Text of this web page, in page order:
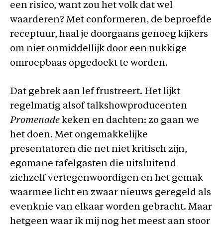
een risico, want zou het volk dat wel
waarderen? Met conformeren, de beproefde
receptuur, haal je doorgaans genoeg kijkers
om niet onmiddellijk door een nukkige
omroepbaas opgedoekt te worden.
Dat gebrek aan lef frustreert. Het lijkt
regelmatig alsof talkshowproducenten
Promenade keken en dachten: zo gaan we
het doen. Met ongemakkelijke
presentatoren die net niet kritisch zijn,
egomane tafelgasten die uitsluitend
zichzelf vertegenwoordigen en het gemak
waarmee licht en zwaar nieuws geregeld als
evenknie van elkaar worden gebracht. Maar
hetgeen waar ik mij nog het meest aan stoor